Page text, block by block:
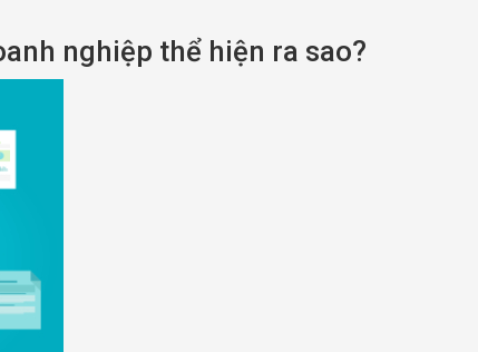
nghiệp thể hiện ra sao?